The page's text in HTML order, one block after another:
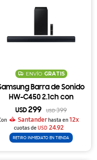
ENVÍO GRATIS
Barra de Sonido
HW-C450 2.1ch con
Subwoofer Inalámbrico y
DTS Virtual X
USD 299 USD399
Santanderhasta en12x
cuotas deUSD 24.92
RETIRO INMEDIATO EN TIENDA